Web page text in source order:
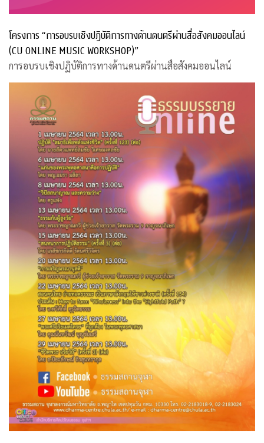
โครงการ “การอบรบเชิงปฏิบัติการทางด้านดนตรีผ่านสื่อสังคมออนไลน์
(CU ONLINE MUSIC WORKSHOP)”
การอบรบเชิงปฏิบัติการทางด้านดนตรีผ่านสื่อสังคมออนไลน์